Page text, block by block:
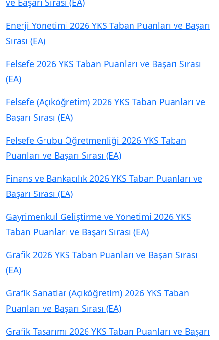
ve Başarı Sırası (EA)
Enerji Yönetimi 2026 YKS Taban Puanları ve Başarı
Sırası (EA)
Felsefe 2026 YKS Taban Puanları ve Başarı Sırası
(EA)
Felsefe (Açıköğretim) 2026 YKS Taban Puanları ve
Başarı Sırası (EA)
Felsefe Grubu Öğretmenliği 2026 YKS Taban
Puanları ve Başarı Sırası (EA)
Finans ve Bankacılık 2026 YKS Taban Puanları ve
Başarı Sırası (EA)
Gayrimenkul Geliştirme ve Yönetimi 2026 YKS
Taban Puanları ve Başarı Sırası (EA)
Grafik 2026 YKS Taban Puanları ve Başarı Sırası
(EA)
Grafik Sanatlar (Açıköğretim) 2026 YKS Taban
Puanları ve Başarı Sırası (EA)
Grafik Tasarımı 2026 YKS Taban Puanları ve Başarı